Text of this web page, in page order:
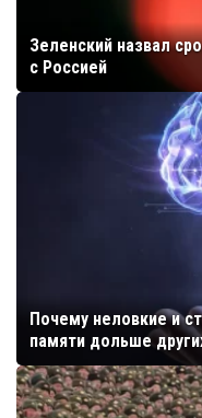
Зеленский назвал
с Россией
Почему неловкие и
памяти дольше